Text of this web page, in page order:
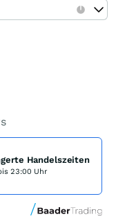
Handelszeiten
23:00 Uhr